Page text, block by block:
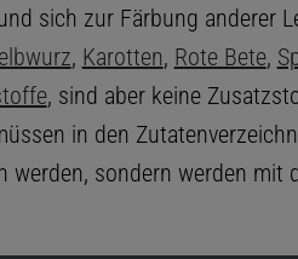
sich zur Färbung anderer
, Karotten, Rote Bete,
, sind aber keine
in den
werden, sondern werden mit